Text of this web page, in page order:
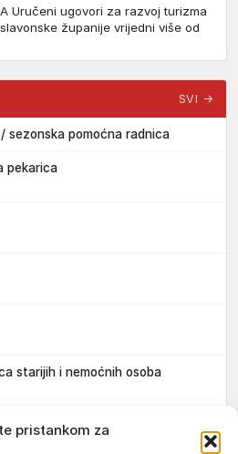
pristankom za
Uručeni ugovori za razvoj turizma
županije vrijedni više od
SVI →
sezonska pomoćna radnica
pekarica
starijih i nemoćnih osoba